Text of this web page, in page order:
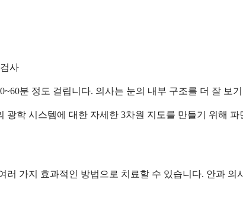
사
분 정도 걸립니다. 의사는 눈의 내부 구조를 더 잘 보
광학 시스템에 대한 자세한 3차원 지도를 만들기 위해
러 가지 효과적인 방법으로 치료할 수 있습니다. 안과